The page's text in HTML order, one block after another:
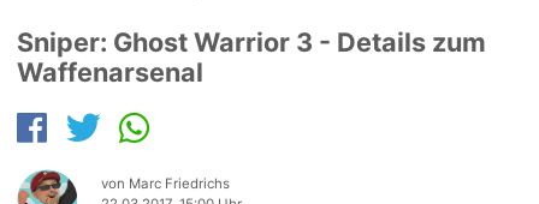
Sniper: Ghost Warrior 3 - Details zum
Waffenarsenal
von Marc Friedrichs